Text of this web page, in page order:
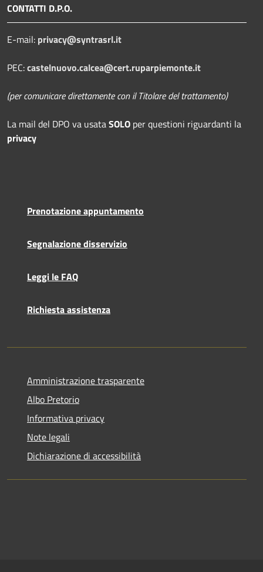
CONTATTI D.P.O.
E-mail: privacy@syntrasrl.it
PEC:castelnuovo.calcea@cert.ruparpiemonte.it
(per comunicare direttamente con il Titolare del trattamento)
La mail del DPO va usataSOLO per questioni riguardanti la
privacy
Prenotazione appuntamento
Segnalazione disservizio
Leggi le FAQ
Richiesta assistenza
Amministrazione trasparente
Albo Pretorio
Informativa privacy
Note legali
Dichiarazione di accessibilità